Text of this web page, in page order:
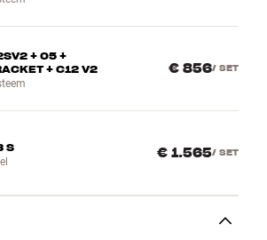
+ 05 +
+ C12 V2
€ 856/ SET
S € 1.565/ SET